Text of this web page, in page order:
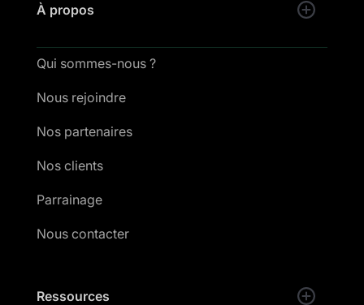
À propos
Qui sommes-nous ?
Nous rejoindre
Nos partenaires
Nos clients
Parrainage
Nous contacter
Ressources